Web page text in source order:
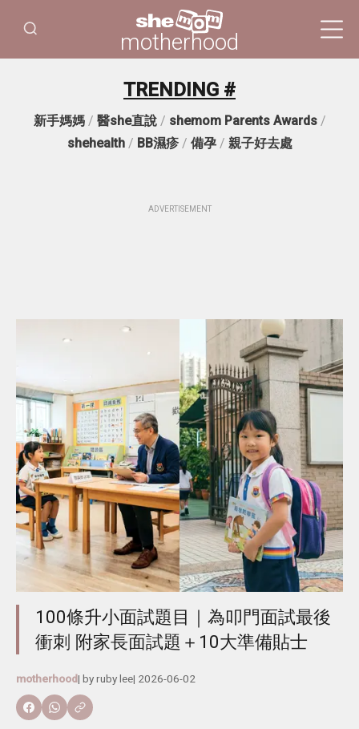
motherhood
TRENDING #
新手媽媽/ 醫she直說/ shemom Parents Awards/
shehealth/ BB濕疹/ 備孕/ 親子好去處
ADVERTISEMENT
100條升小面試題目｜為叩門面試最後
衝刺 附家長面試題＋10大準備貼士
motherhood| byruby lee| 2026-06-02